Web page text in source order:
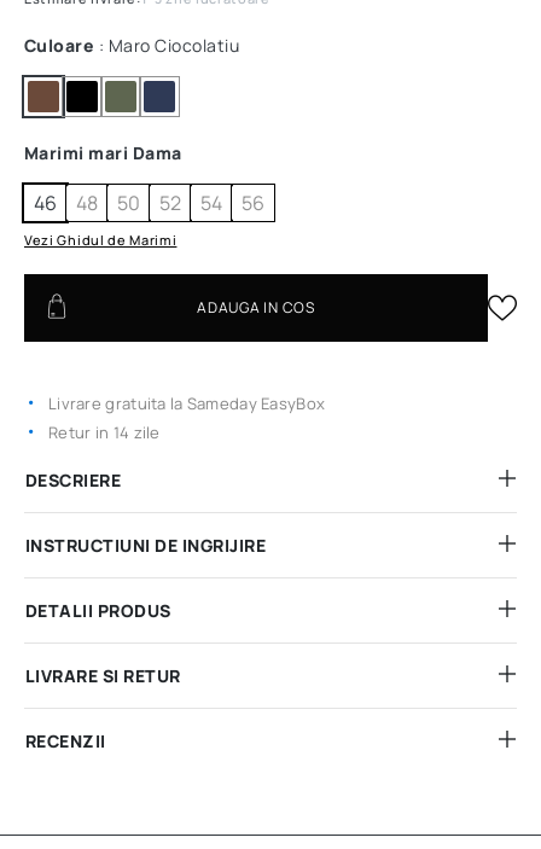
Culoare : Maro Ciocolatiu
Marimi mari Dama
46 48 50 52 54 56
Vezi Ghidul de Marimi
ADAUGA IN COS
Livrare gratuita la Sameday EasyBox
Retur in 14 zile
DESCRIERE
INSTRUCTIUNI DE INGRIJIRE
DETALII PRODUS
LIVRARE SI RETUR
RECENZII